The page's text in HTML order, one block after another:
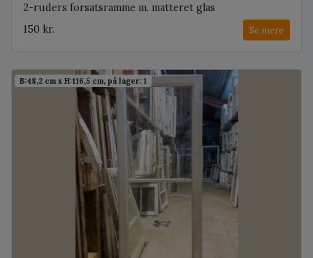
2-ruders forsatsramme m. matteret glas
150 kr.
Se mere
B:48,2 cm x H:116,5 cm, på lager: 1